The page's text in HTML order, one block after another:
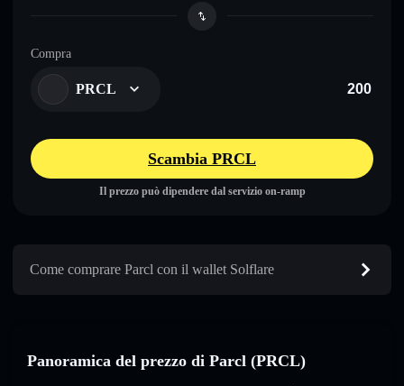
Compra
PRCL
Scambia PRCL
Il prezzo può dipendere dal servizio on-ramp
Come comprare Parcl con il wallet Solflare
Panoramica del prezzo di Parcl (PRCL)